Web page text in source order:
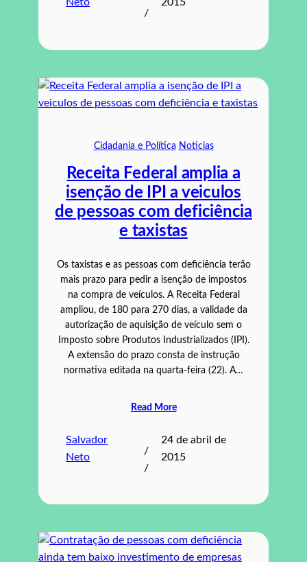
Neto
/
2015
Cidadania e Política Noticias
Receita Federal amplia a
isenção de IPI a veiculos
de pessoas com deficiência
e taxistas
Os taxistas e as pessoas com deficiência terão
mais prazo para pedir a isenção de impostos
na compra de veículos. A Receita Federal
ampliou, de 180 para 270 dias, a validade da
autorização de aquisição de veículo sem o
Imposto sobre Produtos Industrializados (IPI).
A extensão do prazo consta de instrução
normativa editada na quarta-feira (22). A…
Read More
Salvador
Neto
/
/
24 de abril de
2015